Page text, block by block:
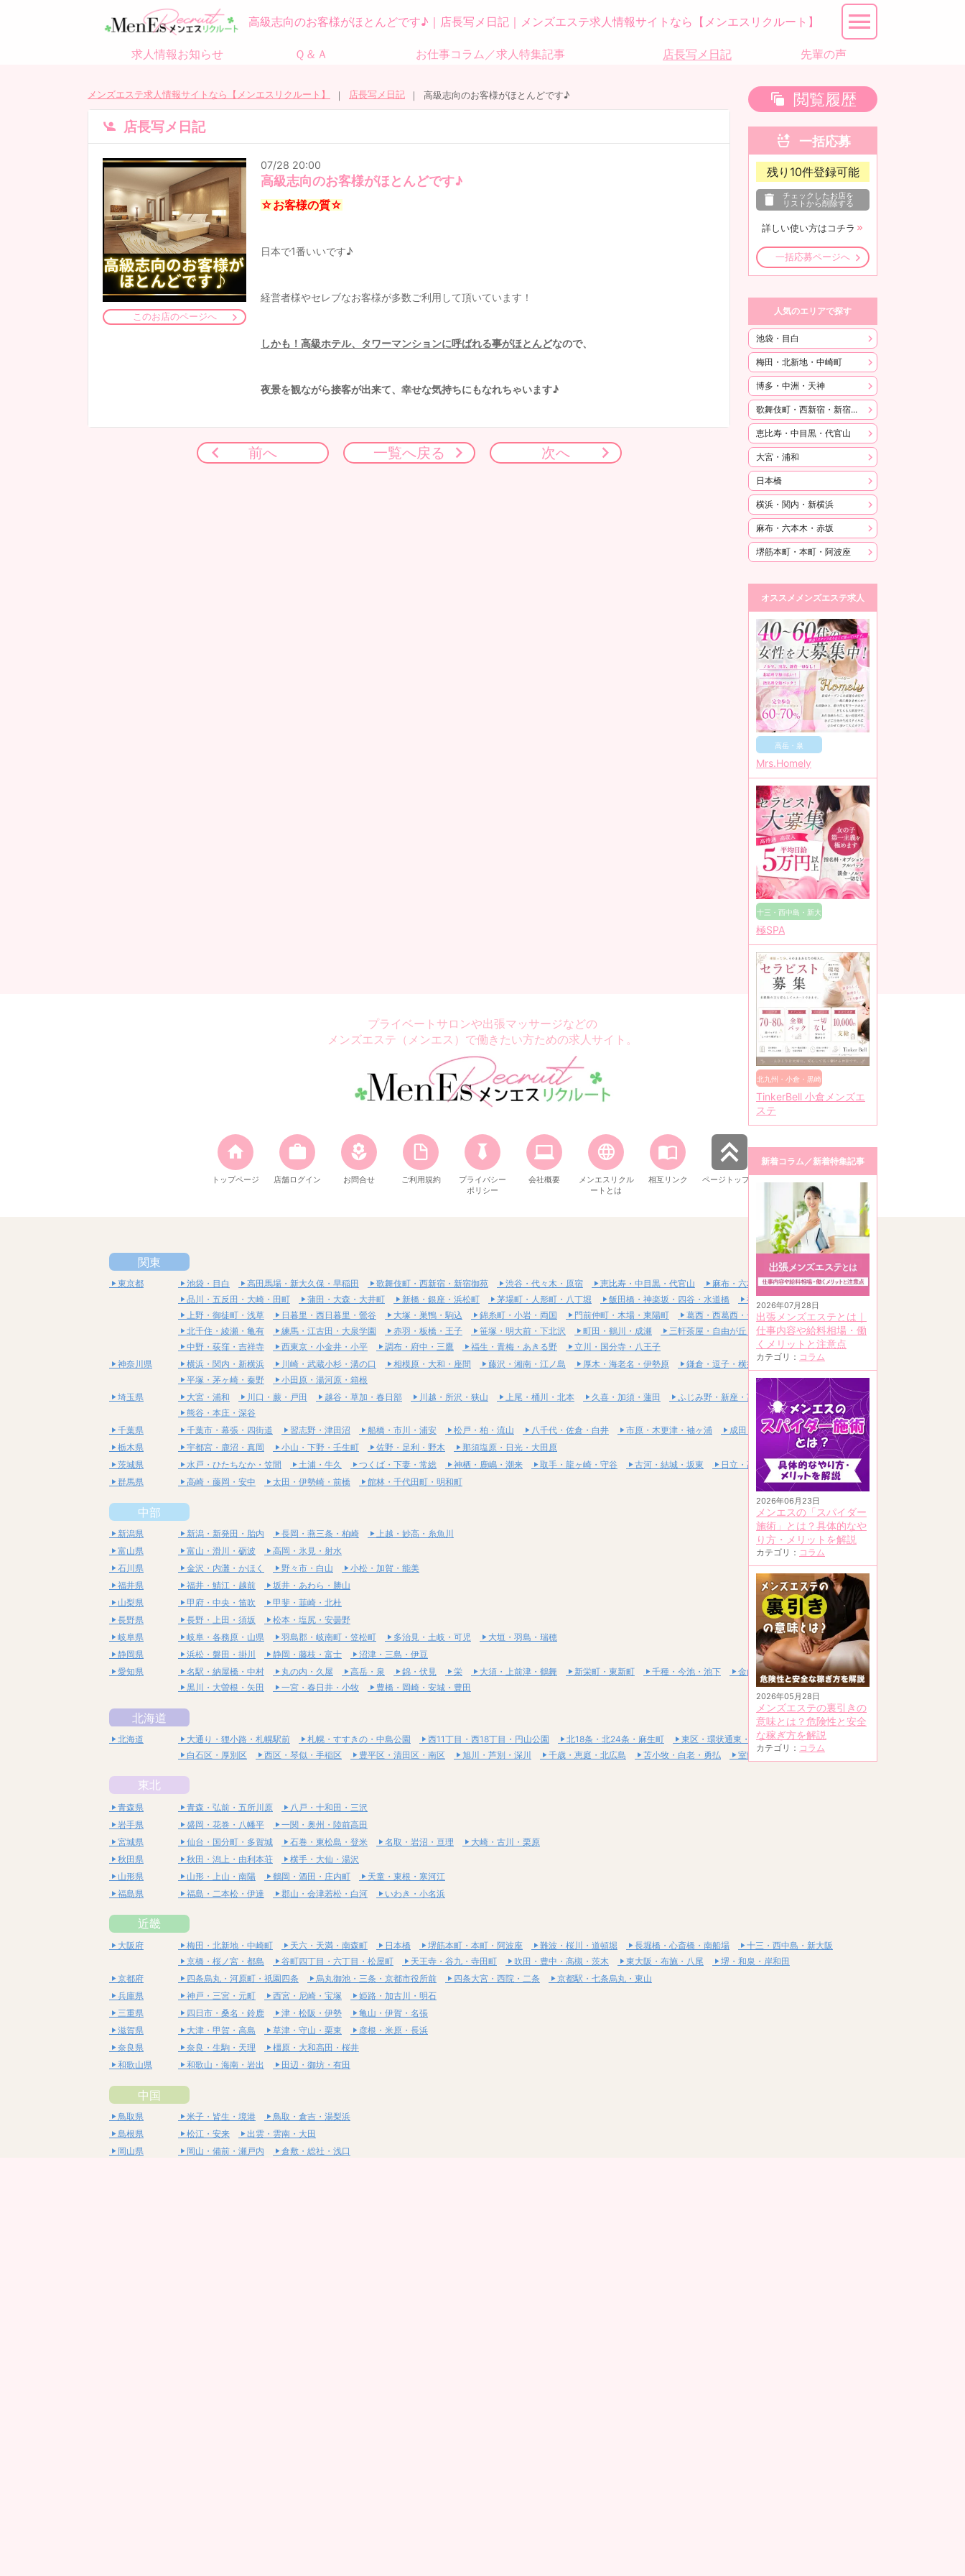
高級志向のお客様がほとんどです♪｜店長写メ日記｜メンズエステ求人情報サイトなら【メンエスリクルート】
求人情報お知らせ Ｑ＆Ａ お仕事コラム／求人特集記事 店長写メ日記 先輩の声
メンズエステ求人情報サイトなら【メンエスリクルート】 店長写メ日記 高級志向のお客様がほとんどです♪
店長写メ日記
このお店のページへ
07/28 20:00
高級志向のお客様がほとんどです♪
☆お客様の質☆
日本で1番いいです♪
経営者様やセレブなお客様が多数ご利用して頂いています！
しかも！高級ホテル、タワーマンションに呼ばれる事がほとんどなので、
夜景を観ながら接客が出来て、幸せな気持ちにもなれちゃいます♪
前へ 一覧へ戻る 次へ
閲覧履歴
一括応募
残り 10件登録可能
チェックしたお店を
リストから削除する
詳しい使い方はコチラ
一括応募ページへ
人気のエリアで探す
池袋・目白
梅田・北新地・中崎町
博多・中洲・天神
歌舞伎町・西新宿・新宿御苑
恵比寿・中目黒・代官山
大宮・浦和
日本橋
横浜・関内・新横浜
麻布・六本木・赤坂
堺筋本町・本町・阿波座
オススメメンズエステ求人
高岳・泉
Mrs.Homely
十三・西中島・新大
極SPA
北九州・小倉・黒崎
TinkerBell 小倉メンズエ
ステ
新着コラム／新着特集記事
2026年07月28日
出張メンズエステとは｜
仕事内容や給料相場・働
くメリットと注意点
カテゴリ： コラム
2026年06月23日
メンエスの「スパイダー
施術」とは？具体的なや
り方・メリットを解説
カテゴリ： コラム
2026年05月28日
メンズエステの裏引きの
意味とは？危険性と安全
な稼ぎ方を解説
カテゴリ： コラム
プライベートサロンや出張マッサージなどの
メンズエステ（メンエス）で働きたい方ための求人サイト。
トップページ 店舗ログイン お問合せ ご利用規約
プライバシー
ポリシー
会社概要
メンエスリクル
ートとは
相互リンク ページトップへ
関東
東京都 池袋・目白 高田馬場・新大久保・早稲田 歌舞伎町・西新宿・新宿御苑 渋谷・代々木・原宿 恵比寿・中目黒・代官山
麻布・六本木・赤坂
品川・五反田・大崎・田町
蒲田・大森・大井町 新橋・銀座・浜松町 茅場町・人形町・八丁堀 飯田橋・神楽坂・四谷・水道橋
神田・秋葉原・浅草橋
上野・御徒町・浅草
日暮里・西日暮里・鶯谷 大塚・巣鴨・駒込 錦糸町・小岩・両国 門前仲町・木場・東陽町
葛西・西葛西・一之江
北千住・綾瀬・亀有
練馬・江古田・大泉学園 赤羽・板橋・王子 笹塚・明大前・下北沢 町田・鶴川・成瀬
三軒茶屋・自由が丘・二子玉川
中野・荻窪・吉祥寺
西東京・小金井・小平 調布・府中・三鷹 福生・青梅・あきる野
立川・国分寺・八王子
神奈川県
横浜・関内・新横浜 川崎・武蔵小杉・溝の口 相模原・大和・座間 藤沢・湘南・江ノ島 厚木・海老名・伊勢原
鎌倉・逗子・横須賀
平塚・茅ヶ崎・秦野
小田原・湯河原・箱根
埼玉県
大宮・浦和 川口・蕨・戸田 越谷・草加・春日部 川越・所沢・狭山 上尾・桶川・北本 久喜・加須・蓮田
ふじみ野・新座・富士見
熊谷・本庄・深谷
千葉県
千葉市・幕張・四街道 習志野・津田沼 船橋・市川・浦安 松戸・柏・流山 八千代・佐倉・白井 市原・木更津・袖ヶ浦
成田・富里・印西
栃木県
宇都宮・鹿沼・真岡 小山・下野・壬生町 佐野・足利・野木
那須塩原・日光・大田原
茨城県
水戸・ひたちなか・笠間 土浦・牛久 つくば・下妻・常総 神栖・鹿嶋・潮来 取手・龍ヶ崎・守谷 古河・結城・坂東
日立・高萩・常陸太田
群馬県
高崎・藤岡・安中 太田・伊勢崎・前橋 館林・千代田町・明和町
中部
新潟県 新潟・新発田・胎内 長岡・燕三条・柏崎
上越・妙高・糸魚川
富山県
富山・滑川・砺波
高岡・氷見・射水
石川県
金沢・内灘・かほく 野々市・白山
小松・加賀・能美
福井県
福井・鯖江・越前
坂井・あわら・勝山
山梨県
甲府・中央・笛吹
甲斐・韮崎・北杜
長野県
長野・上田・須坂
松本・塩尻・安曇野
岐阜県
岐阜・各務原・山県 羽島郡・岐南町・笠松町 多治見・土岐・可児
大垣・羽島・瑞穂
静岡県
浜松・磐田・掛川 静岡・藤枝・富士
沼津・三島・伊豆
愛知県
名駅・納屋橋・中村 丸の内・久屋 高岳・泉 錦・伏見 栄 大須・上前津・鶴舞 新栄町・東新町 千種・今池・池下
金山・熱田
黒川・大曽根・矢田
一宮・春日井・小牧 豊橋・岡崎・安城・豊田
北海道
北海道 大通り・狸小路・札幌駅前 札幌・すすきの・中島公園 西11丁目・西18丁目・円山公園 北18条・北24条・麻生町
東区・環状通東・新道東
白石区・厚別区
西区・琴似・手稲区 豊平区・清田区・南区 旭川・芦別・深川 千歳・恵庭・北広島 苫小牧・白老・勇払 室蘭・登別・伊達
東北
青森県 青森・弘前・五所川原
八戸・十和田・三沢
岩手県
盛岡・花巻・八幡平
一関・奥州・陸前高田
宮城県
仙台・国分町・多賀城 石巻・東松島・登米 名取・岩沼・亘理
大崎・古川・栗原
秋田県
秋田・潟上・由利本荘
横手・大仙・湯沢
山形県
山形・上山・南陽 鶴岡・酒田・庄内町
天童・東根・寒河江
福島県
福島・二本松・伊達 郡山・会津若松・白河 いわき・小名浜
近畿
大阪府 梅田・北新地・中崎町 天六・天満・南森町 日本橋 堺筋本町・本町・阿波座 難波・桜川・道頓堀 長堀橋・心斎橋・南船場
十三・西中島・新大阪
京橋・桜ノ宮・都島
谷町四丁目・六丁目・松屋町 天王寺・谷九・寺田町 吹田・豊中・高槻・茨木 東大阪・布施・八尾
堺・和泉・岸和田
京都府
四条烏丸・河原町・祇園四条 烏丸御池・三条・京都市役所前 四条大宮・西院・二条
京都駅・七条烏丸・東山
兵庫県
神戸・三宮・元町 西宮・尼崎・宝塚
姫路・加古川・明石
三重県
四日市・桑名・鈴鹿 津・松阪・伊勢
亀山・伊賀・名張
滋賀県
大津・甲賀・高島 草津・守山・栗東
彦根・米原・長浜
奈良県
奈良・生駒・天理
橿原・大和高田・桜井
和歌山県
和歌山・海南・岩出 田辺・御坊・有田
中国
鳥取県 米子・皆生・境港
鳥取・倉吉・湯梨浜
島根県
松江・安来
出雲・雲南・大田
岡山県
岡山・備前・瀬戸内
倉敷・総社・浅口